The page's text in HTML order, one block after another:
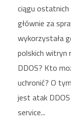
ciągu ostatnich
głównie za
wykorzystała
polskich witryn
DDOS? Kto
uchronić? O
jest atak
service...